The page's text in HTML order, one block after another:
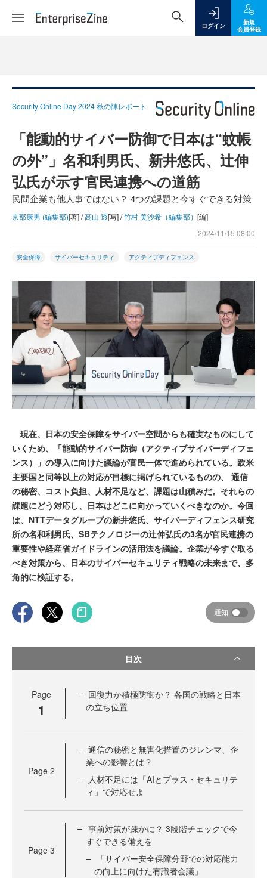
ログイン
新規
会員登録
Security Online Day 2024 秋の陣レポート
「能動的サイバー防御で日本は“蚊帳
の外”」名和利男氏、新井悠氏、辻伸
弘氏が示す官民連携への道筋
民間企業も他人事ではない？ 4つの課題と今すぐできる対策
京部康男 (編集部)[著] /高山 透[写] /竹村 美沙希（編集部） [編]
2024/11/15 08:00
安全保障 サイバーセキュリティ アクティブディフェンス
現在、日本の安全保障をサイバー空間からも確実なものにして
いくため、「能動的サイバー防御（アクティブサイバーディフェ
ンス）」の導入に向けた議論が官民一体で進められている。欧米
主要国と同等以上の対応が目標に掲げられているものの、 通信
の秘密、コスト負担、人材不足など、課題は山積みだ。それらの
課題にどう対応し、日本はどこに向かっていくべきなのか。今回
は、NTTデータグループの新井悠氏、サイバーディフェンス研究
所の名和利男氏、SBテクノロジーの辻伸弘氏の3名が官民連携の
重要性や経産省ガイドラインの活用法を議論。企業が今すぐ取る
べき対策から、日本のサイバーセキュリティ戦略の未来まで、多
角的に検証する。
通知
目次
Page
1
回復力か積極防御か？ 各国の戦略と日本
の立ち位置
Page 2
通信の秘密と無害化措置のジレンマ、企
業への影響とは？
人材不足には「AIとプラス・セキュリテ
ィ」で対応せよ
Page 3
事前対策が疎かに？ 3段階チェックで今
すぐできる備えを
「サイバー安全保障分野での対応能力
の向上に向けた有識者会議」